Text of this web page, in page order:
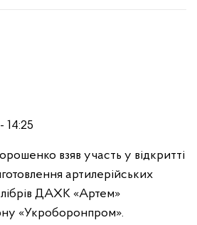
14:25
взяв участь у відкритті
артилерійських
ДАХК «Артем»
«Укроборонпром».